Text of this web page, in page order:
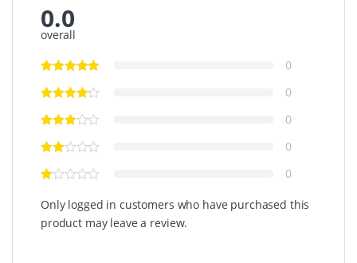
0.0
overall
0
0
0
0
0
Only logged in customers who have purchased this
product may leave a review.